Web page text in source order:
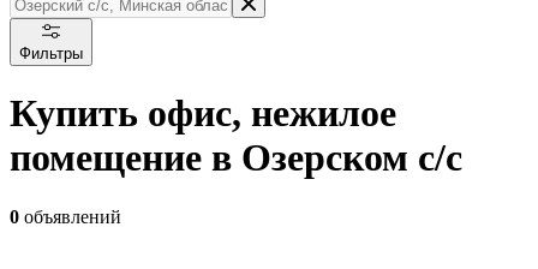
Фильтры
Купить офис, нежилое
помещение в Озерском с/с
0 объявлений